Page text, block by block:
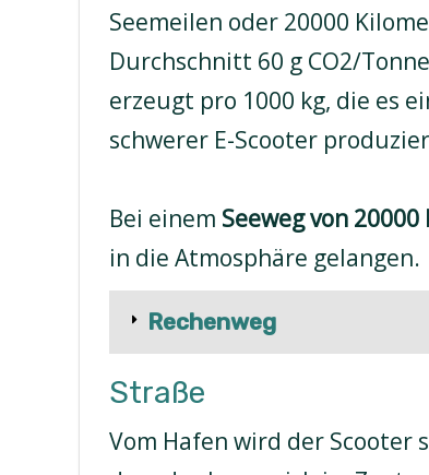
Seemeilen oder 20000
Durchschnitt 60 g CO2/
erzeugt pro 1000 kg, die es
schwerer E-Scooter
Bei einem Seeweg von 20000
in die Atmosphäre gelangen.
Rechenweg
Straße
Vom Hafen wird der Scooter